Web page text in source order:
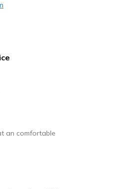
for Wearing
an comfortable